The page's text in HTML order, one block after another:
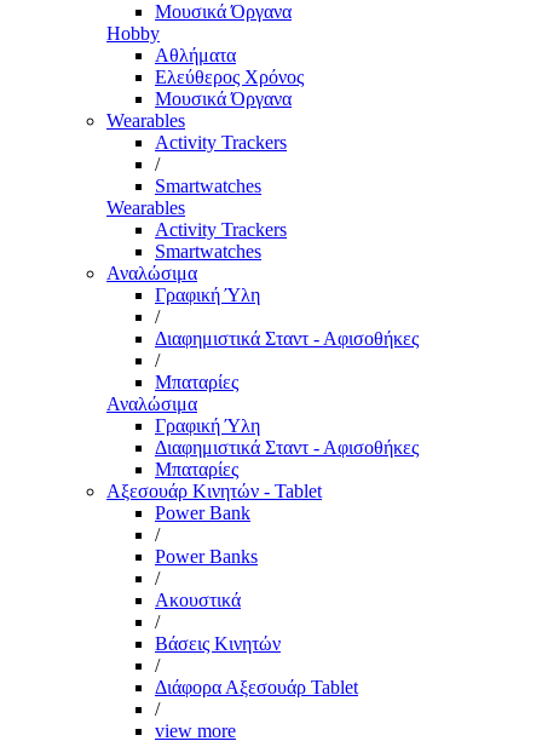
Μουσικά Όργανα
Hobby
Αθλήματα
Ελεύθερος Χρόνος
Μουσικά Όργανα
Wearables
Activity Trackers
/
Smartwatches
Wearables
Activity Trackers
Smartwatches
Αναλώσιμα
Γραφική Ύλη
/
Διαφημιστικά Σταντ - Αφισοθήκες
/
Μπαταρίες
Αναλώσιμα
Γραφική Ύλη
Διαφημιστικά Σταντ - Αφισοθήκες
Μπαταρίες
Αξεσουάρ Κινητών - Tablet
Power Bank
/
Power Banks
/
Ακουστικά
/
Βάσεις Κινητών
/
Διάφορα Αξεσουάρ Tablet
/
view more